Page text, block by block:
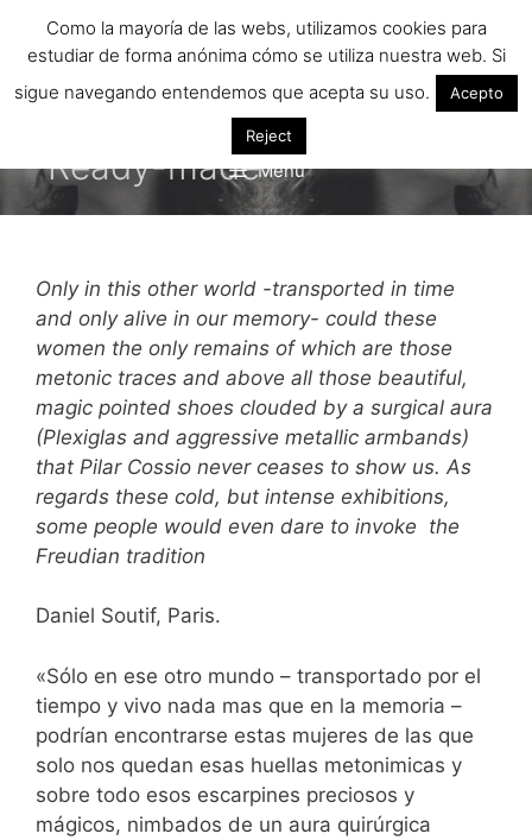
Menú
Ready-made
Only in this other world -transported in time
and only alive in our memory- could these
women the only remains of which are those
metonic traces and above all those beautiful,
magic pointed shoes clouded by a surgical aura
(Plexiglas and aggressive metallic armbands)
that Pilar Cossio never ceases to show us. As
regards these cold, but intense exhibitions,
some people would even dare to invoke the
Freudian tradition
Daniel Soutif, Paris.
«Sólo en ese otro mundo – transportado por el
tiempo y vivo nada mas que en la memoria –
podrían encontrarse estas mujeres de las que
solo nos quedan esas huellas metonimicas y
sobre todo esos escarpines preciosos y
mágicos, nimbados de un aura quirúrgica
Como la mayoría de las webs, utilizamos cookies para
estudiar de forma anónima cómo se utiliza nuestra web. Si
sigue navegando entendemos que acepta su uso.
Acepto
Reject